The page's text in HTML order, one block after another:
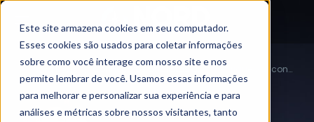
Este site armazena cookies em seu computador.
Esses cookies são usados para coletar informações
sobre como você interage com nosso site e nos
permite lembrar de você. Usamos essas informações
para melhorar e personalizar sua experiência e para
análises e métricas sobre nossos visitantes, tanto
Conheça os analistas da Nord Henrique Vasconcellos